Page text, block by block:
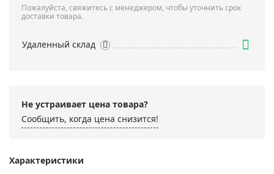
Пожалуйста, свяжитесь с менеджером, чтобы уточнить срок
доставки товара.
Удаленный склад
Не устраивает цена товара?
Сообщить, когда цена снизится!
Характеристики